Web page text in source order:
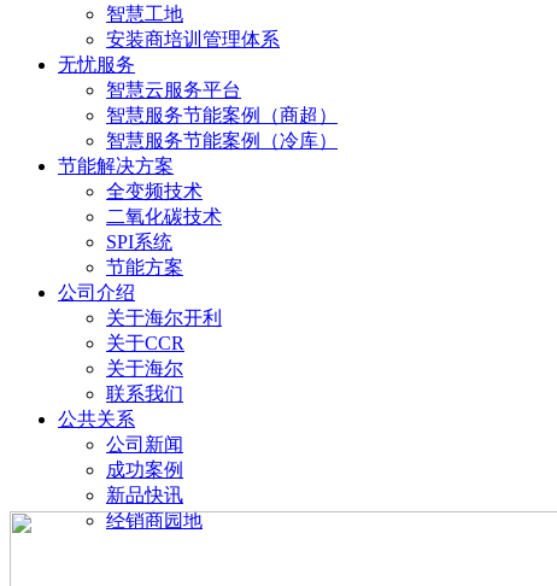
智慧工地
安装商培训管理体系
无忧服务
智慧云服务平台
智慧服务节能案例（商超）
智慧服务节能案例（冷库）
节能解决方案
全变频技术
二氧化碳技术
SPI系统
节能方案
公司介绍
关于海尔开利
关于CCR
关于海尔
联系我们
公共关系
公司新闻
成功案例
新品快讯
经销商园地